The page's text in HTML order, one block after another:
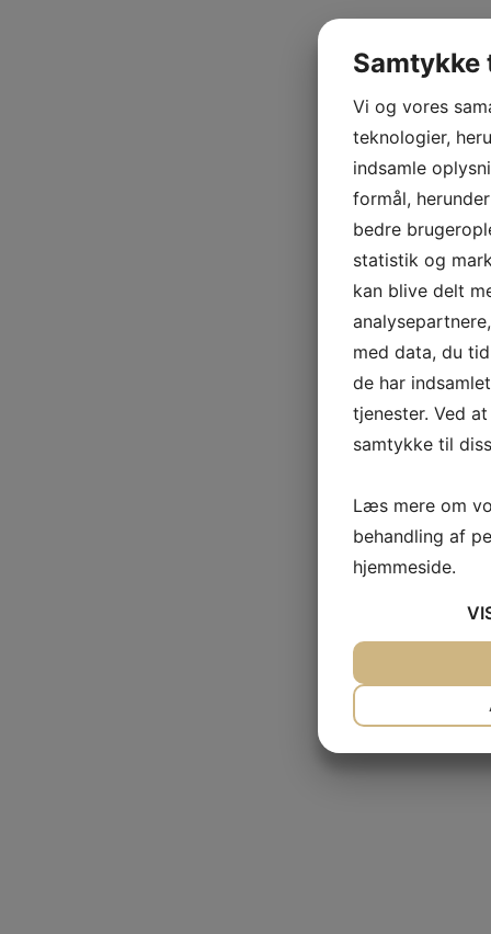
Vi og vores
teknologier,
indsamle
formål,
bedre
statistik og
kan blive delt
med data, du
de har
tjenester. Ved
samtykke til
Læs mere om
behandling af
hjemmeside.